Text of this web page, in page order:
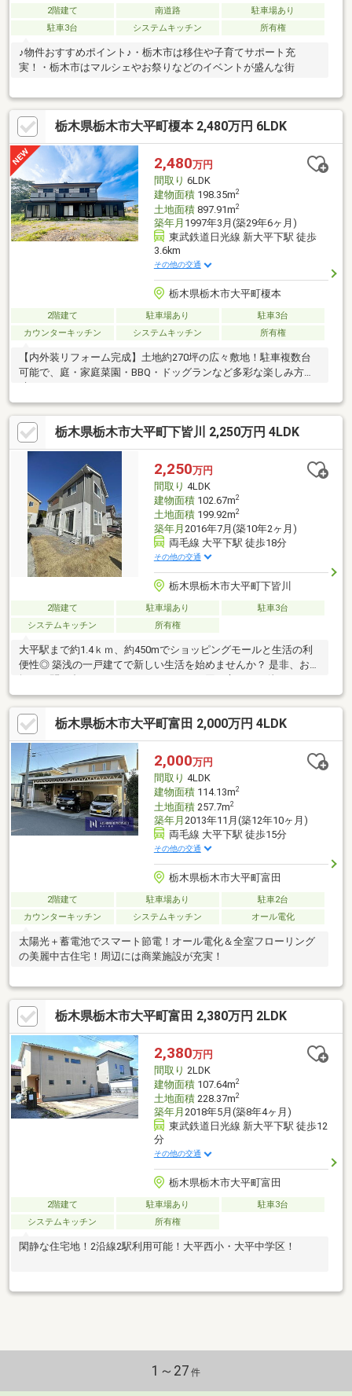
2階建て 南道路
駐車場あり
駐車3台
システムキッチン 所有権
♪物件おすすめポイント♪・栃木市は移住や子育てサポート充
実！・栃木市はマルシェやお祭りなどのイベントが盛んな街
栃木県栃木市大平町榎本 2,480万円 6LDK
2,480万円
間取り 6LDK
建物面積198.35m2
土地面積897.91m2
築年月 1997年3月(築29年6ヶ月)
東武鉄道日光線 新大平下駅 徒歩
3.6km
その他の交通
栃木県栃木市大平町榎本
2階建て 駐車場あり
駐車3台
カウンターキッチン
システムキッチン 所有権
【内外装リフォーム完成】土地約270坪の広々敷地！駐車複数台
可能で、庭・家庭菜園・BBQ・ドッグランなど多彩な楽しみ方が
栃木県栃木市大平町下皆川 2,250万円 4LDK
2,250万円
間取り 4LDK
建物面積102.67m2
土地面積199.92m2
築年月 2016年7月(築10年2ヶ月)
両毛線 大平下駅 徒歩18分
その他の交通
栃木県栃木市大平町下皆川
2階建て 駐車場あり
駐車3台
システムキッチン
所有権
大平駅まで約1.4ｋｍ、約450mでショッピングモールと生活の利
便性◎ 築浅の一戸建てで新しい生活を始めませんか？ 是非、お気
軽にお問い合わせください。 スタッフ一同、心よりお待ちしてお
ります！
栃木県栃木市大平町富田 2,000万円 4LDK
2,000万円
間取り 4LDK
建物面積114.13m2
土地面積257.7m2
築年月 2013年11月(築12年10ヶ月)
両毛線 大平下駅 徒歩15分
その他の交通
栃木県栃木市大平町富田
2階建て 駐車場あり
駐車2台
カウンターキッチン
システムキッチン オール電化
太陽光＋蓄電池でスマート節電！オール電化＆全室フローリング
の美麗中古住宅！周辺には商業施設が充実！
栃木県栃木市大平町富田 2,380万円 2LDK
2,380万円
間取り 2LDK
建物面積107.64m2
土地面積228.37m2
築年月 2018年5月(築8年4ヶ月)
東武鉄道日光線 新大平下駅 徒歩12
分
その他の交通
栃木県栃木市大平町富田
2階建て 駐車場あり
駐車3台
システムキッチン
所有権
閑静な住宅地！2沿線2駅利用可能！大平西小・大平中学区！
1～27 件